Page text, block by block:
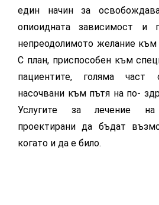
един начин за
опиоидната зависимост и
непреодолимото желание
С план, приспособен към
пациентите, голяма част
насочвани към пътя на по-
Услугите за лечение
проектирани да бъдат
когато и да е било.